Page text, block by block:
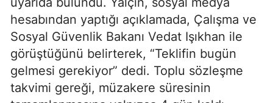
hesabından yaptığı açıklamada, Çalışma ve
Sosyal Güvenlik Bakanı Vedat Işıkhan ile
görüştüğünü belirterek, “Teklifin bugün
gelmesi gerekiyor” dedi. Toplu sözleşme
takvimi gereği, müzakere süresinin